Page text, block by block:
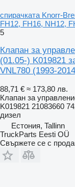
спирачката Knorr-
FH12, FH16, NH12,
5
Клапан за
(01.05-) K019821
VNL780 (1993-
88,71 € ≈ 173,80 лв.
Клапан за
K019821 21083660
дизел
Естония, Tallinn
TruckParts Eesti OÜ
Свържете се с